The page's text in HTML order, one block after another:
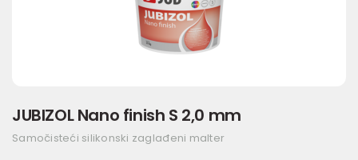
JUBIZOL Nano finish S 2,0 mm
Samočisteći silikonski zaglađeni malter